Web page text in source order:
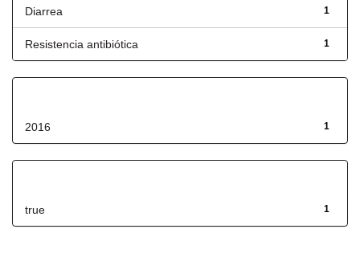
1
Diarrea
1
Resistencia antibiótica
1
2016
1
true